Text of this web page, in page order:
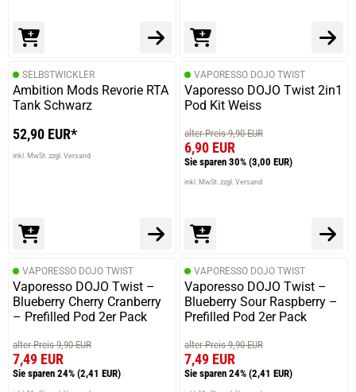
SELBSTWICKLER
Ambition Mods Revorie RTA
Tank Schwarz
52,90 EUR*
inkl. MwSt. zzgl. Versand
VAPORESSO DOJO TWIST
Vaporesso DOJO Twist 2in1
Pod Kit Weiss
alter Preis 9,90 EUR
6,90 EUR
Sie sparen 30% (3,00 EUR)
inkl. MwSt. zzgl. Versand
VAPORESSO DOJO TWIST
Vaporesso DOJO Twist –
Blueberry Cherry Cranberry
– Prefilled Pod 2er Pack
alter Preis 9,90 EUR
7,49 EUR
Sie sparen 24% (2,41 EUR)
VAPORESSO DOJO TWIST
Vaporesso DOJO Twist –
Blueberry Sour Raspberry –
Prefilled Pod 2er Pack
alter Preis 9,90 EUR
7,49 EUR
Sie sparen 24% (2,41 EUR)